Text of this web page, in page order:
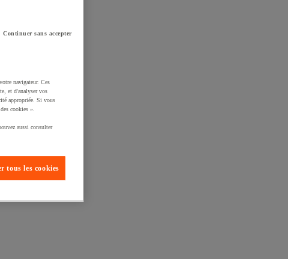
Continuer sans accepter
navigateur. Ces
et d'analyser vos
appropriée. Si vous
cookies ».
aussi consulter
tous les cookies